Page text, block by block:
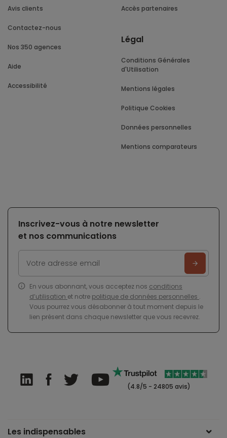
Avis clients
Contactez-nous
Nos 350 agences
Aide
Accessibilité
Accès partenaires
Légal
Conditions Générales
d'Utilisation
Mentions légales
Politique Cookies
Données personnelles
Mentions comparateurs
Inscrivez-vous à notre newsletter
et nos communications
En vous abonnant, vous acceptez nos conditions
d’utilisation et notre politique de données personnelles .
Vous pourrez vous désabonner à tout moment depuis le
lien présent dans chaque newsletter que vous recevrez.
(4.8/5 - 24805 avis)
Les indispensables